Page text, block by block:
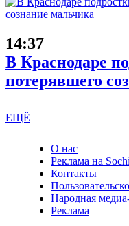
14:37
В Краснодаре
потерявшего
ЕЩЁ
О нас
Реклама на
Контакты
Народная
Реклама